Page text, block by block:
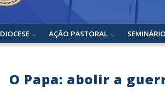
DIOCESE AÇÃO PASTORAL
O Papa: abolir a